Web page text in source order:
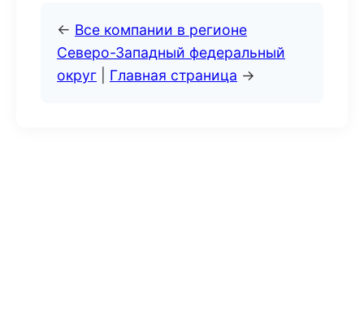
← Все компании в регионе
Северо-Западный федеральный
округ
Главная страница →